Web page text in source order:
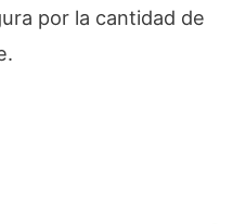
por la cantidad de